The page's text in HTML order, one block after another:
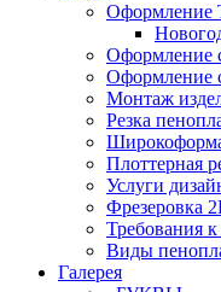
Оформление
Оформление
Оформление
Монтаж
Резка
Плоттерная
Услуги
Фрезеровка
Требования
Виды
Галерея